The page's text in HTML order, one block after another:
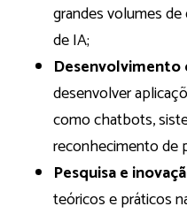
grandes volumes
de IA;
Desenvolvimento
desenvolver
como chatbots,
reconhecimento de
Pesquisa e
teóricos e práticos